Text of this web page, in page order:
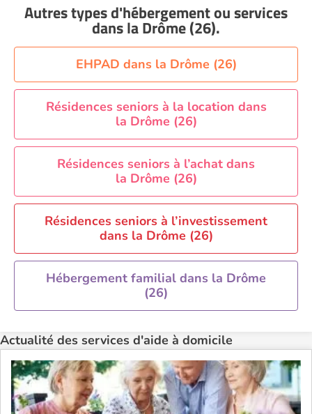
Aide à domicile Nice
Aide à domicile Orléans
Aide à domicile Paris
Aide à domicile Perpignan
Aide à domicile Rennes
Aide à domicile Saint-Etienne
Aide à domicile Toulouse
Recherche par ville
Autres types d'hébergement ou services
dans la Drôme (26).
EHPAD dans la Drôme (26)
Résidences seniors à la location dans
la Drôme (26)
Résidences seniors à l’achat dans
la Drôme (26)
Résidences seniors à l’investissement
dans la Drôme (26)
Hébergement familial dans la Drôme
(26)
Actualité des services d'aide à domicile